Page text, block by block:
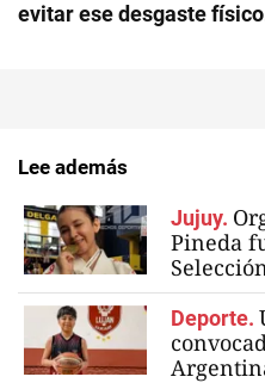
evitar ese desgaste
Lee además
Jujuy.
Pineda
Deporte.